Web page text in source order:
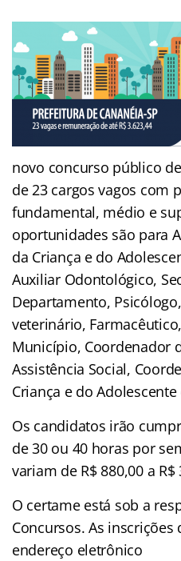
novo concurso público
de 23 cargos vagos com
fundamental, médio e
oportunidades são para
da Criança e do
Auxiliar Odontológico,
Departamento,
veterinário,
Município, Coordenador
Assistência Social,
Criança e do
Os candidatos irão
de 30 ou 40 horas por
variam de R$ 880,00 a R$
O certame está sob a
Concursos. As
endereço eletrônico